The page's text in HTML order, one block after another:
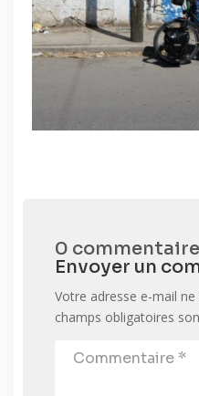
0 commentaire
Envoyer un
Votre adresse e-mail ne
champs obligatoires